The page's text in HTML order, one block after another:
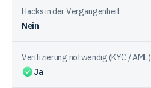
Hacks in der Vergangenheit
Nein
Verifizierung notwendig (KYC / AML)
Ja